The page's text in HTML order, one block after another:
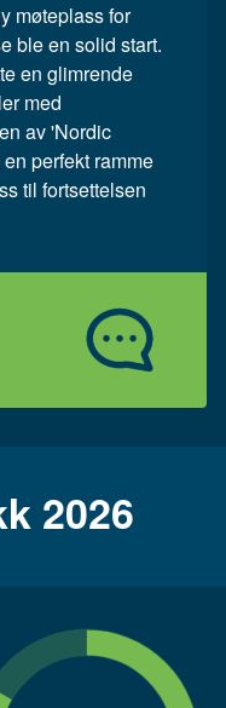
møteplass for
ble en solid start.
en glimrende
med
av 'Nordic
perfekt ramme
til fortsettelsen
2026